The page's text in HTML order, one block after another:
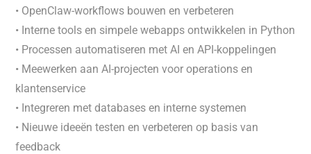
• OpenClaw-workflows bouwen en verbeteren
• Interne tools en simpele webapps ontwikkelen in Python
• Processen automatiseren met AI en API-koppelingen
• Meewerken aan AI-projecten voor operations en
klantenservice
• Integreren met databases en interne systemen
• Nieuwe ideeën testen en verbeteren op basis van
feedback